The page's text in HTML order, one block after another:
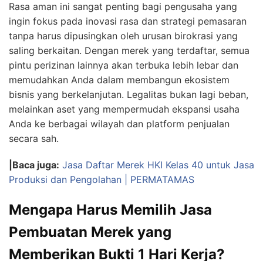
Rasa aman ini sangat penting bagi pengusaha yang
ingin fokus pada inovasi rasa dan strategi pemasaran
tanpa harus dipusingkan oleh urusan birokrasi yang
saling berkaitan. Dengan merek yang terdaftar, semua
pintu perizinan lainnya akan terbuka lebih lebar dan
memudahkan Anda dalam membangun ekosistem
bisnis yang berkelanjutan. Legalitas bukan lagi beban,
melainkan aset yang mempermudah ekspansi usaha
Anda ke berbagai wilayah dan platform penjualan
secara sah.
|Baca juga: Jasa Daftar Merek HKI Kelas 40 untuk Jasa
Produksi dan Pengolahan | PERMATAMAS
Mengapa Harus Memilih Jasa
Pembuatan Merek yang
Memberikan Bukti 1 Hari Kerja?